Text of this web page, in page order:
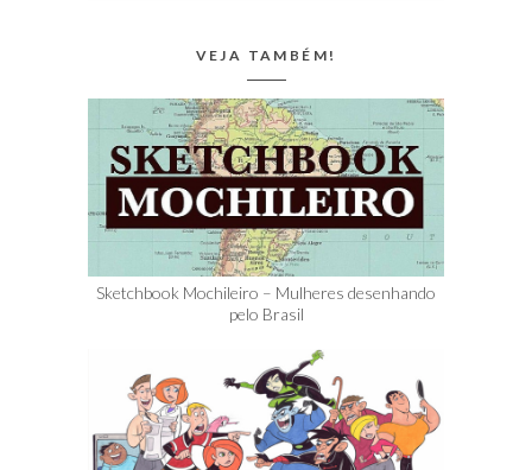
VEJA TAMBÉM!
Sketchbook Mochileiro – Mulheres desenhando
pelo Brasil